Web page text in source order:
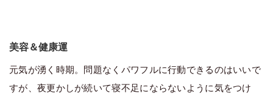
美容＆健康運
元気が湧く時期。問題なくパワフルに行動できるのはいいで
すが、夜更かしが続いて寝不足にならないように気をつけ